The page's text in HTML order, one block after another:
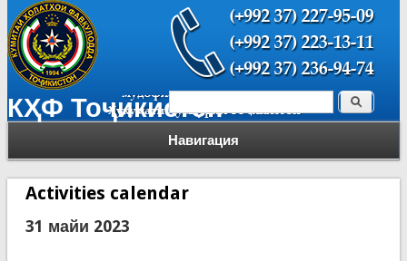
КҲФ Тоҷикистон
Навигация
Форма поиска Поиск
Activities calendar
31 майи 2023